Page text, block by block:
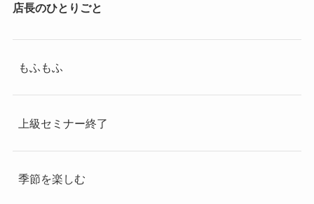
店長のひとりごと
もふもふ
上級セミナー終了
季節を楽しむ